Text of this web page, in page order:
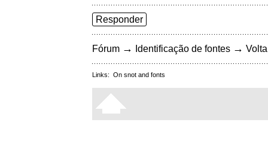
Responder
Fórum → Identificação de fontes →
Links: On snot and fonts